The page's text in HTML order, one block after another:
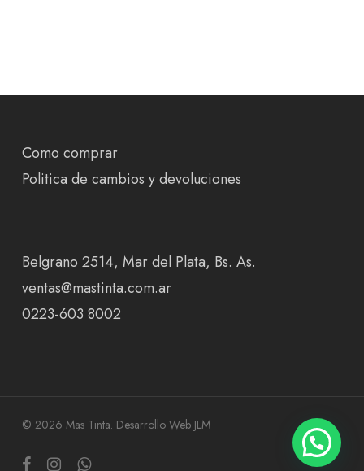
Como comprar
Politica de cambios y devoluciones
Belgrano 2514, Mar del Plata, Bs. As.
ventas@mastinta.com.ar
0223-603 8002
© 2026 Mas Tinta. Desarrollo Web JLM
facebookinstagramwhatsapp